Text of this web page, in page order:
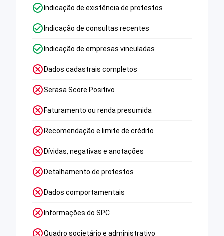
Indicação de existência de protestos
Indicação de consultas recentes
Indicação de empresas vinculadas
Dados cadastrais completos
Serasa Score Positivo
Faturamento ou renda presumida
Recomendação e limite de crédito
Dívidas, negativas e anotações
Detalhamento de protestos
Dados comportamentais
Informações do SPC
Quadro societário e administrativo